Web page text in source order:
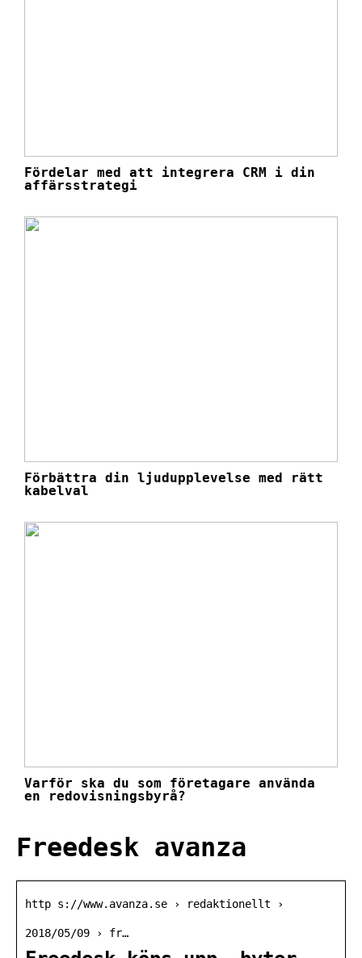
Fördelar med att integrera CRM i din
affärsstrategi
Förbättra din ljudupplevelse med rätt
kabelval
Varför ska du som företagare använda
en redovisningsbyrå?
Freedesk avanza
http s://www.avanza.se › redaktionellt ›
2018/05/09 › fr…